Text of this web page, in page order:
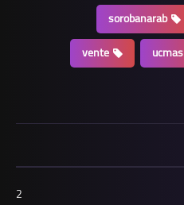
sorobanarab
ucmas
vente
2